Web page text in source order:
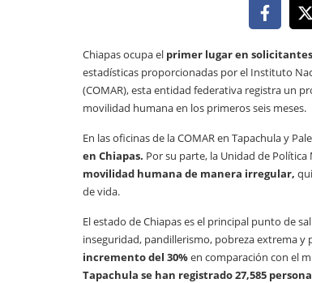
Chiapas ocupa el primer lugar en
estadísticas proporcionadas por el Instituto
(COMAR), esta entidad federativa registra un
movilidad humana en los primeros seis meses.
En las oficinas de la COMAR en Tapachula y
en Chiapas. Por su parte, la Unidad de
movilidad humana de manera irregular,
de vida.
El estado de Chiapas es el principal punto de
inseguridad, pandillerismo, pobreza extrema y
incremento del 30%en comparación con el
Tapachula se han registrado 27,585